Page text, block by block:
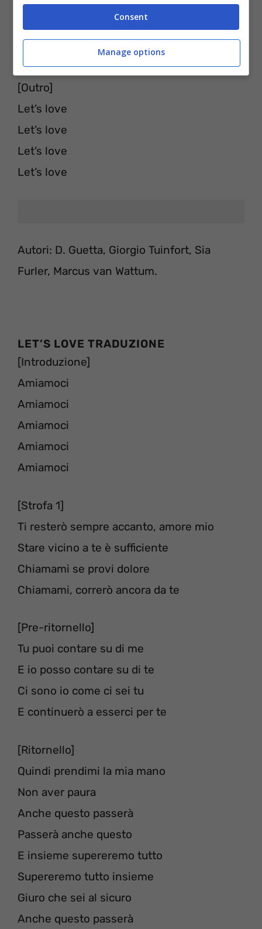
Let’s love
And we’ll get through it all together
We’ll get through it all together
[Outro]
Let’s love
Let’s love
Let’s love
Let’s love
Autori: D. Guetta, Giorgio Tuinfort, Sia
Furler, Marcus van Wattum.
LET’S LOVE TRADUZIONE
[Introduzione]
Amiamoci
Amiamoci
Amiamoci
Amiamoci
Amiamoci
[Strofa 1]
Ti resterò sempre accanto, amore mio
Stare vicino a te è sufficiente
Chiamami se provi dolore
Chiamami, correrò ancora da te
[Pre-ritornello]
Tu puoi contare su di me
E io posso contare su di te
Ci sono io come ci sei tu
E continuerò a esserci per te
[Ritornello]
Quindi prendimi la mia mano
Non aver paura
Anche questo passerà
Passerà anche questo
E insieme supereremo tutto
Supereremo tutto insieme
Giuro che sei al sicuro
Anche questo passerà
Consent
Manage options